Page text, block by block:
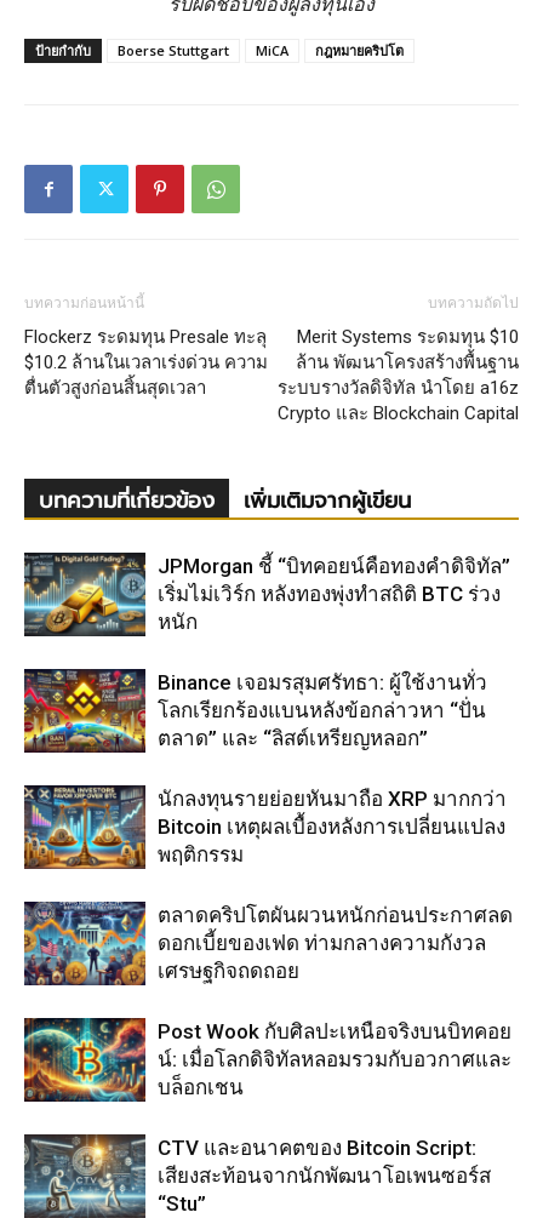
ป้ายกำกับ Boerse Stuttgart MiCA กฎหมายคริปโต
บทความก่อนหน้านี้
Flockerz ระดมทุน Presale ทะลุ
$10.2 ล้านในเวลาเร่งด่วน ความ
ตื่นตัวสูงก่อนสิ้นสุดเวลา
บทความถัดไป
Merit Systems ระดมทุน $10
ล้าน พัฒนาโครงสร้างพื้นฐาน
ระบบรางวัลดิจิทัล นำโดย a16z
Crypto และ Blockchain Capital
บทความที่เกี่ยวข้อง เพิ่มเติมจากผู้เขียน
JPMorgan ชี้ “บิทคอยน์คือทองคำดิจิทัล”
เริ่มไม่เวิร์ก หลังทองพุ่งทำสถิติ BTC ร่วง
หนัก
Binance เจอมรสุมศรัทธา: ผู้ใช้งานทั่ว
โลกเรียกร้องแบนหลังข้อกล่าวหา “ปั่น
ตลาด” และ “ลิสต์เหรียญหลอก”
นักลงทุนรายย่อยหันมาถือ XRP มากกว่า
Bitcoin เหตุผลเบื้องหลังการเปลี่ยนแปลง
พฤติกรรม
ตลาดคริปโตผันผวนหนักก่อนประกาศลด
ดอกเบี้ยของเฟด ท่ามกลางความกังวล
เศรษฐกิจถดถอย
Post Wook กับศิลปะเหนือจริงบนบิทคอย
น์: เมื่อโลกดิจิทัลหลอมรวมกับอวกาศและ
บล็อกเชน
CTV และอนาคตของ Bitcoin Script:
เสียงสะท้อนจากนักพัฒนาโอเพนซอร์ส
“Stu”